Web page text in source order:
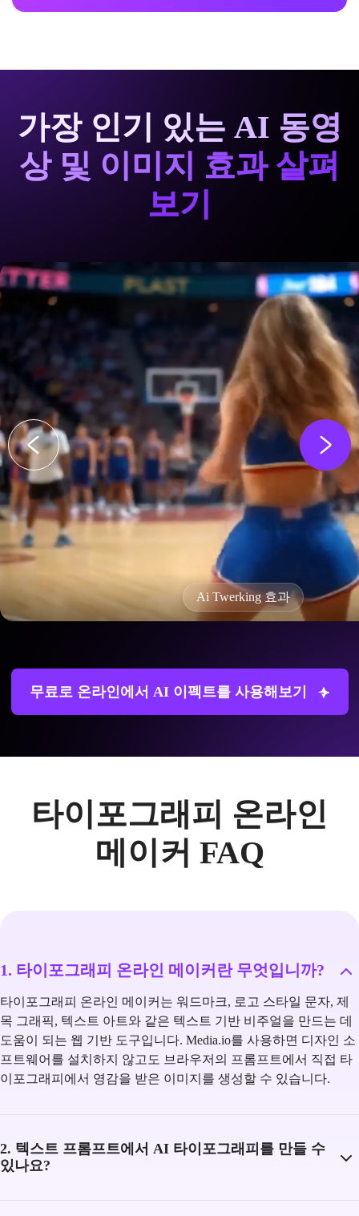
가장 인기 있는 AI 동영
상 및 이미지 효과 살펴
보기
Ai Twerking 효과
무료로 온라인에서 AI 이펙트를 사용해보기
타이포그래피 온라인
메이커 FAQ
1. 타이포그래피 온라인 메이커란 무엇입니까?
타이포그래피 온라인 메이커는 워드마크, 로고 스타일 문자, 제
목 그래픽, 텍스트 아트와 같은 텍스트 기반 비주얼을 만드는 데
도움이 되는 웹 기반 도구입니다. Media.io를 사용하면 디자인 소
프트웨어를 설치하지 않고도 브라우저의 프롬프트에서 직접 타
이포그래피에서 영감을 받은 이미지를 생성할 수 있습니다.
2. 텍스트 프롬프트에서 AI 타이포그래피를 만들 수
있나요?